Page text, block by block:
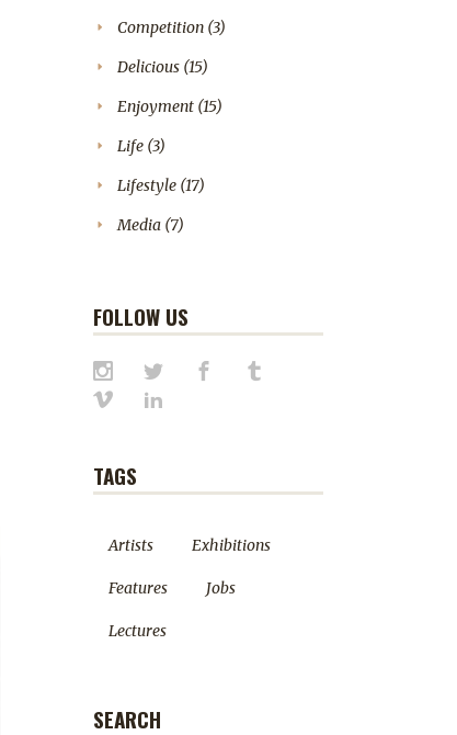
Competition (3)
Delicious (15)
Enjoyment (15)
Life (3)
Lifestyle (17)
Media (7)
FOLLOW US
TAGS
Artists Exhibitions
Features Jobs
Lectures
SEARCH